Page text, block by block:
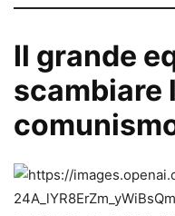
Il grande
scambiare